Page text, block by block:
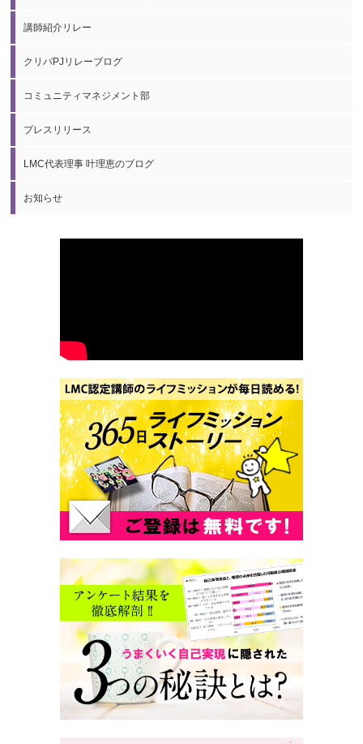
講師紹介リレー
クリパPJリレーブログ
コミュニティマネジメント部
プレスリリース
LMC代表理事 叶理恵のブログ
お知らせ